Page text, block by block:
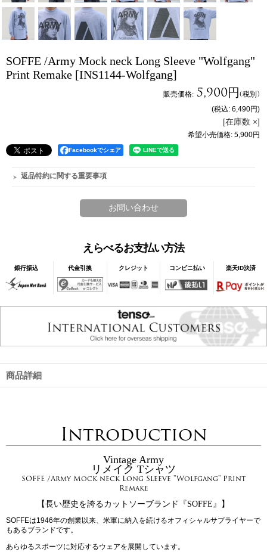
SOFFE /Army Mock neck Long Sleeve "Wolfgang"
Print Remake [INS1144-Wolfgang]
販売価格: 5,900円(税別)
(税込: 6,490円)
[在庫数 ×]
希望小売価格: 5,900円
Facebookでシェア
返品特約に関する重要事項
えらべるお支払い方法
銀行振込 代金引換 クレジット コンビニ払い 楽天ID決済
商品詳細
Introduction
Vintage Army
リメイク Tシャツ
SOFFE /Army Mock neck Long Sleeve "Wolfgang" Print
Remake
【長い歴史を誇るカットソーブランド『SOFFE』】
SOFFEは1946年の創業以来、米軍に納入を続けるオフィシャルサプライヤーで
もあるブランドです。
あらゆるスポーツに対応するウェアを展開しています。